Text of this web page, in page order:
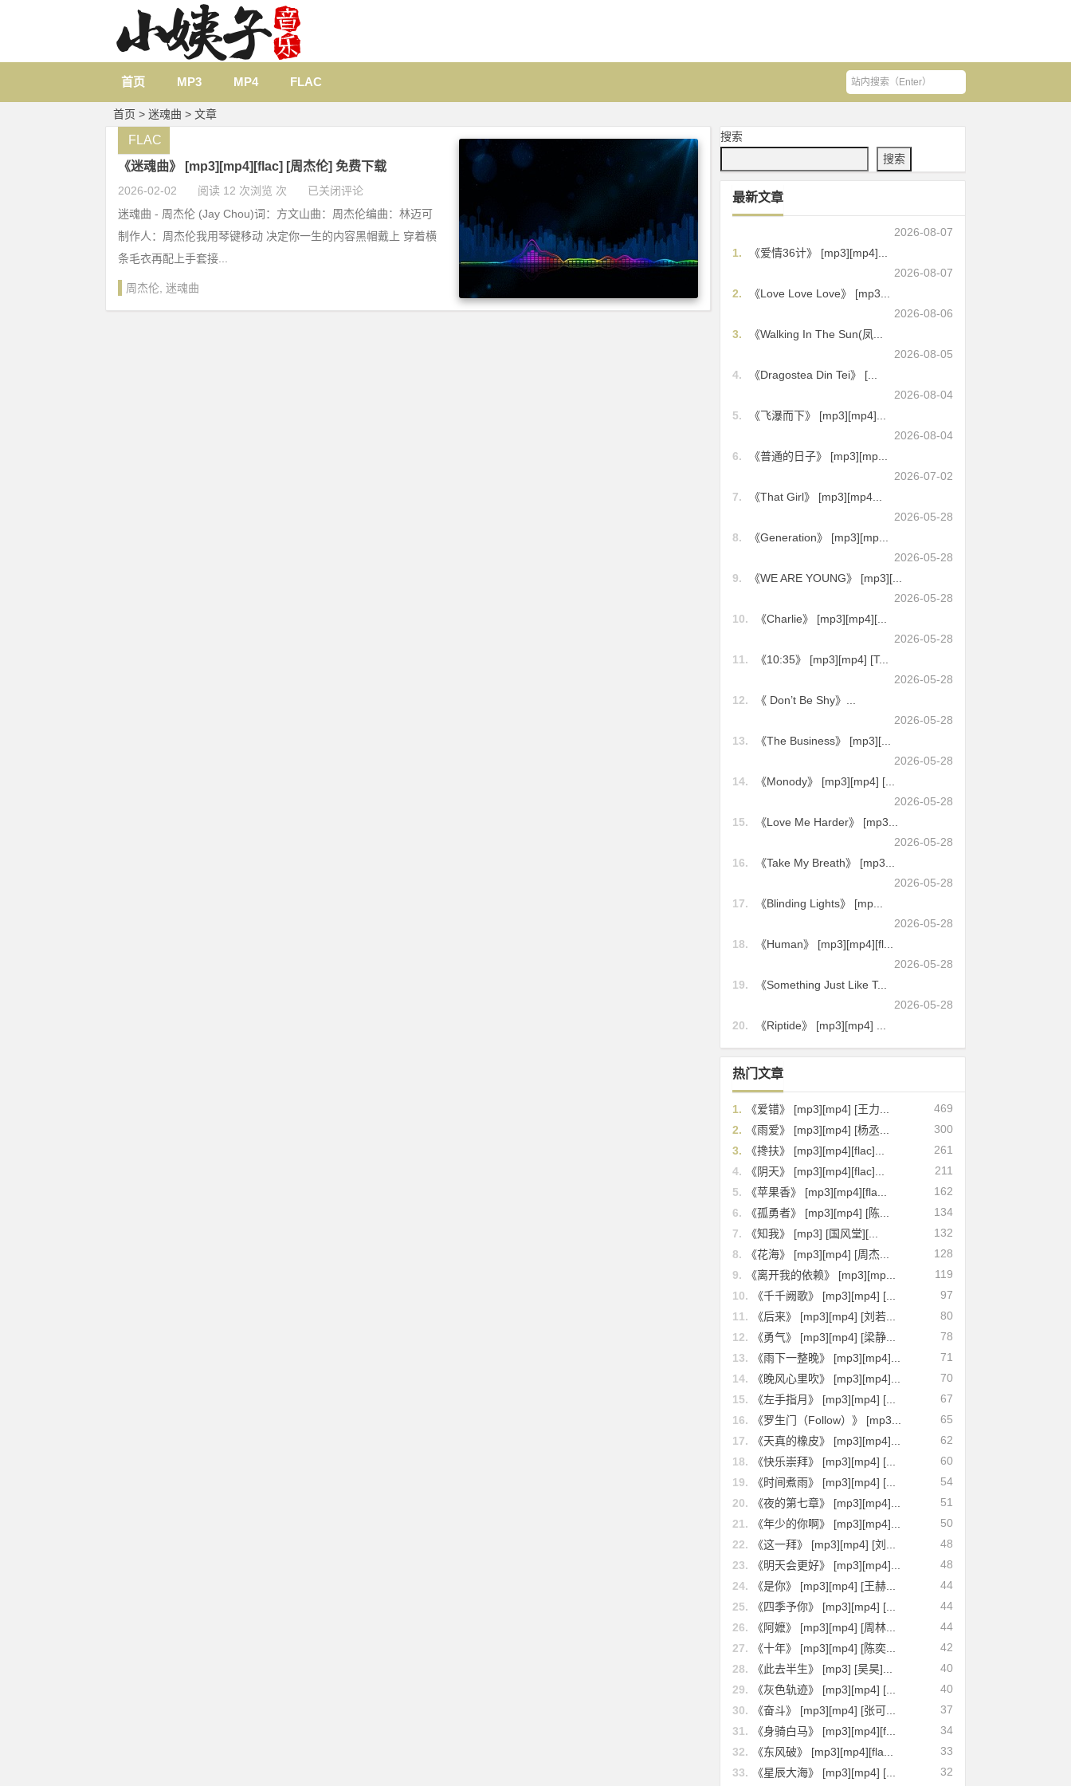
首页 MP3 MP4 FLAC
首页 > 迷魂曲 > 文章
《迷魂曲》 [mp3][mp4][flac] [周杰伦] 免费下载
2026-02-02 阅读 12 次浏览 次 已关闭评论
FLAC
迷魂曲 - 周杰伦 (Jay Chou)词：方文山曲：周杰伦编曲：林迈可
制作人：周杰伦我用琴键移动 决定你一生的内容黑帽戴上 穿着横
条毛衣再配上手套接...
周杰伦 迷魂曲
搜索
搜索
最新文章
2026-08-07
1.
《爱情36计》 [mp3][mp4]...
2026-08-07
2.
《Love Love Love》 [mp3...
2026-08-06
3.
《Walking In The Sun(凤...
2026-08-05
4.
《Dragostea Din Tei》 [...
2026-08-04
5.
《飞瀑而下》 [mp3][mp4]...
2026-08-04
6.
《普通的日子》 [mp3][mp...
2026-07-02
7.
《That Girl》 [mp3][mp4...
2026-05-28
8.
《Generation》 [mp3][mp...
2026-05-28
9.
《WE ARE YOUNG》 [mp3][...
2026-05-28
10.
《Charlie》 [mp3][mp4][...
2026-05-28
11.
《10:35》 [mp3][mp4] [T...
2026-05-28
12.
《 Don’t Be Shy》...
2026-05-28
13.
《The Business》 [mp3][...
2026-05-28
14.
《Monody》 [mp3][mp4] [...
2026-05-28
15.
《Love Me Harder》 [mp3...
2026-05-28
16.
《Take My Breath》 [mp3...
2026-05-28
17.
《Blinding Lights》 [mp...
2026-05-28
18.
《Human》 [mp3][mp4][fl...
2026-05-28
19.
《Something Just Like T...
2026-05-28
20.
《Riptide》 [mp3][mp4] ...
热门文章
469
1.
《爱错》 [mp3][mp4] [王力...
300
2.
《雨爱》 [mp3][mp4] [杨丞...
261
3.
《搀扶》 [mp3][mp4][flac]...
211
4.
《阴天》 [mp3][mp4][flac]...
162
5.
《苹果香》 [mp3][mp4][fla...
134
6.
《孤勇者》 [mp3][mp4] [陈...
132
7.
《知我》 [mp3] [国风堂][...
128
8.
《花海》 [mp3][mp4] [周杰...
119
9.
《离开我的依赖》 [mp3][mp...
97
10.
《千千阙歌》 [mp3][mp4] [...
80
11.
《后来》 [mp3][mp4] [刘若...
78
12.
《勇气》 [mp3][mp4] [梁静...
71
13.
《雨下一整晚》 [mp3][mp4]...
70
14.
《晚风心里吹》 [mp3][mp4]...
67
15.
《左手指月》 [mp3][mp4] [...
65
16.
《罗生门（Follow）》 [mp3...
62
17.
《天真的橡皮》 [mp3][mp4]...
60
18.
《快乐崇拜》 [mp3][mp4] [...
54
19.
《时间煮雨》 [mp3][mp4] [...
51
20.
《夜的第七章》 [mp3][mp4]...
50
21.
《年少的你啊》 [mp3][mp4]...
48
22.
《这一拜》 [mp3][mp4] [刘...
48
23.
《明天会更好》 [mp3][mp4]...
44
24.
《是你》 [mp3][mp4] [王赫...
44
25.
《四季予你》 [mp3][mp4] [...
44
26.
《阿嬷》 [mp3][mp4] [周林...
42
27.
《十年》 [mp3][mp4] [陈奕...
40
28.
《此去半生》 [mp3] [吴昊]...
40
29.
《灰色轨迹》 [mp3][mp4] [...
37
30.
《奋斗》 [mp3][mp4] [张可...
34
31.
《身骑白马》 [mp3][mp4][f...
33
32.
《东风破》 [mp3][mp4][fla...
32
33. 《星辰大海》 [mp3][mp4] [...